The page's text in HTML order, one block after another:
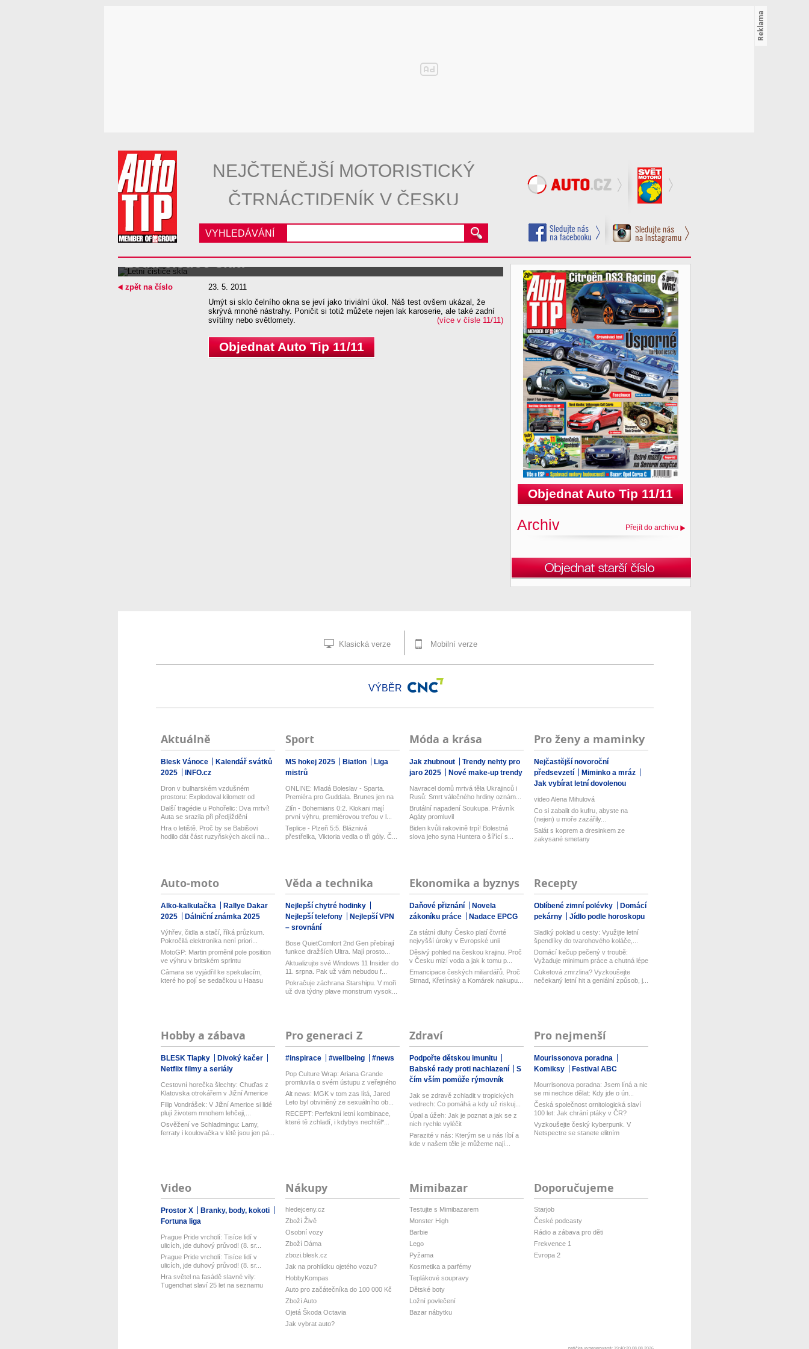
NEJČTENĚJŠÍ MOTORISTICKÝ
ČTRNÁCTIDENÍK V ČESKU
VYHLEDÁVÁNÍ
Letní čističe skla
23. 5. 2011
Umýt si sklo čelního okna se jeví jako triviální úkol. Náš test ovšem ukázal, že
skrývá mnohé nástrahy. Poničit si totiž můžete nejen lak karoserie, ale také zadní
svítilny nebo světlomety.
(více v čísle 11/11)
Objednat Auto Tip 11/11
zpět na číslo
Objednat Auto Tip 11/11
Archiv Přejít do archivu
Klasická verze Mobilní verze
VÝBĚR
Aktuálně
Blesk Vánoce
Kalendář svátků
2025
INFO.cz
Dron v bulharském vzdušném
prostoru: Explodoval kilometr od
plynovodu!
Další tragédie u Pohořelic: Dva mrtví!
Auta se srazila při předjíždění
Hra o letiště. Proč by se Babišovi
hodilo dát část ruzyňských akcií na...
Sport
MS hokej 2025 Biatlon
Liga
mistrů
ONLINE: Mladá Boleslav - Sparta.
Premiéra pro Guddala. Brunes jen na
l...
Zlín - Bohemians 0:2. Klokani mají
první výhru, premiérovou trefou v l...
Teplice - Plzeň 5:5. Bláznivá
přestřelka, Viktoria vedla o tři góly. Č...
Móda a krása
Jak zhubnout
Trendy nehty pro
jaro 2025
Nové make-up trendy
Navracel domů mrtvá těla Ukrajinců i
Rusů: Smrt válečného hrdiny oznám...
Brutální napadení Soukupa. Právník
Agáty promluvil
Biden kvůli rakovině trpí! Bolestná
slova jeho syna Huntera o šířící s...
Pro ženy a maminky
Nejčastější novoroční
předsevzetí
Miminko a mráz
Jak vybírat letní dovolenou
video Alena Mihulová
Co si zabalit do kufru, abyste na
(nejen) u moře zazářily...
Salát s koprem a dresinkem ze
zakysané smetany
Auto-moto
Alko-kalkulačka
Rallye Dakar
2025
Dálniční známka 2025
Výhřev, čidla a stačí, říká průzkum.
Pokročilá elektronika není priori...
MotoGP: Martin proměnil pole position
ve výhru v britském sprintu
Câmara se vyjádřil ke spekulacím,
které ho pojí se sedačkou u Haasu
Věda a technika
Nejlepší chytré hodinky
Nejlepší telefony
Nejlepší VPN
– srovnání
Bose QuietComfort 2nd Gen přebírají
funkce dražších Ultra. Mají prosto...
Aktualizujte své Windows 11 Insider do
11. srpna. Pak už vám nebudou f...
Pokračuje záchrana Starshipu. V moři
už dva týdny plave monstrum vysok...
Ekonomika a byznys
Daňové přiznání
Novela
zákoníku práce
Nadace EPCG
Za státní dluhy Česko platí čtvrté
nejvyšší úroky v Evropské unii
Děsivý pohled na českou krajinu. Proč
v Česku mizí voda a jak k tomu p...
Emancipace českých miliardářů. Proč
Strnad, Křetínský a Komárek nakupu...
Recepty
Oblíbené zimní polévky
Domácí
pekárny
Jídlo podle horoskopu
Sladký poklad u cesty: Využijte letní
špendlíky do tvarohového koláče,...
Domácí kečup pečený v troubě:
Vyžaduje minimum práce a chutná lépe
než...
Cuketová zmrzlina? Vyzkoušejte
nečekaný letní hit a geniální způsob, j...
Hobby a zábava
BLESK Tlapky
Divoký kačer
Netflix filmy a seriály
Cestovní horečka šlechty: Chuďas z
Klatovska otrokářem v Jižní Americe
Filip Vondrášek: V Jižní Americe si lidé
plují životem mnohem lehčeji,...
Osvěžení ve Schladmingu: Lamy,
ferraty i koulovačka v létě jsou jen pá...
Pro generaci Z
#inspirace #wellbeing #news
Pop Culture Wrap: Ariana Grande
promluvila o svém ústupu z veřejného
ž...
Alt news: MGK v tom zas lítá, Jared
Leto byl obviněný ze sexuálního ob...
RECEPT: Perfektní letní kombinace,
které tě zchladí, i kdybys nechtěl*...
Zdraví
Podpořte dětskou imunitu
Babské rady proti nachlazení
S
čím vším pomůže rýmovník
Jak se zdravě zchladit v tropických
vedrech: Co pomáhá a kdy už riskuj...
Úpal a úžeh: Jak je poznat a jak se z
nich rychle vyléčit
Parazité v nás: Kterým se u nás líbí a
kde v našem těle je můžeme nají...
Pro nejmenší
Mourissonova poradna
Komiksy
Festival ABC
Mourrisonova poradna: Jsem líná a nic
se mi nechce dělat: Kdy jde o ún...
Česká společnost ornitologická slaví
100 let: Jak chrání ptáky v ČR?
Vyzkoušejte český kyberpunk. V
Netspectre se stanete elitním
Video
Prostor X
Branky, body, kokoti
Fortuna liga
Prague Pride vrcholí: Tisíce lidí v
ulicích, jde duhový průvod! (8. sr...
Prague Pride vrcholí: Tisíce lidí v
ulicích, jde duhový průvod! (8. sr...
Hra světel na fasádě slavné vily:
Tugendhat slaví 25 let na seznamu
Nákupy
hledejceny.cz
Zboží Živě
Osobní vozy
Zboží Dáma
zbozi.blesk.cz
Jak na prohlídku ojetého vozu?
HobbyKompas
Auto pro začátečníka do 100 000 Kč
Zboží Auto
Ojetá Škoda Octavia
Jak vybrat auto?
Mimibazar
Testujte s Mimibazarem
Monster High
Barbie
Lego
Pyžama
Kosmetika a parfémy
Teplákové soupravy
Dětské boty
Ložní povlečení
Bazar nábytku
Doporučujeme
Starjob
České podcasty
Rádio a zábava pro děti
Frekvence 1
Evropa 2
patička vygenerovaná: 19:40:20 08.08.2026